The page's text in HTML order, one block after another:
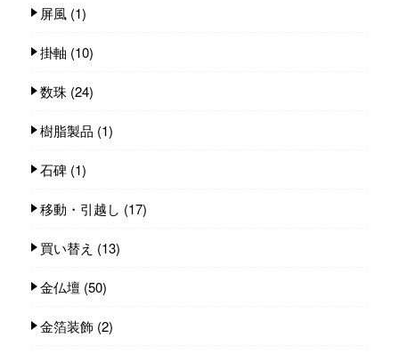
屏風 (1)
掛軸 (10)
数珠 (24)
樹脂製品 (1)
石碑 (1)
移動・引越し (17)
買い替え (13)
金仏壇 (50)
金箔装飾 (2)